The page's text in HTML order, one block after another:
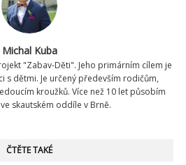
Michal Kuba
"Zabav-Děti". Jeho primárním cílem je
s dětmi. Je určený především rodičům,
kroužků. Více než 10 let působím
skautském oddíle v Brně.
ČTĚTE TAKÉ